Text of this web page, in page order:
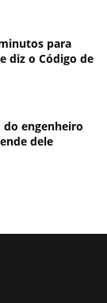
para
diz o Código de
engenheiro
dele